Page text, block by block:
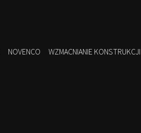
NOVENCO WZMACNIANIE KONSTRUKCJI